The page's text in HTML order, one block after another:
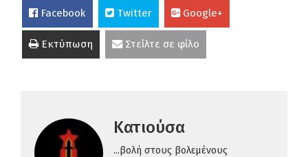
Facebook Twitter Google+
Εκτύπωση Στείλτε σε φίλο
Κατιούσα
...βολή στους βολεμένους